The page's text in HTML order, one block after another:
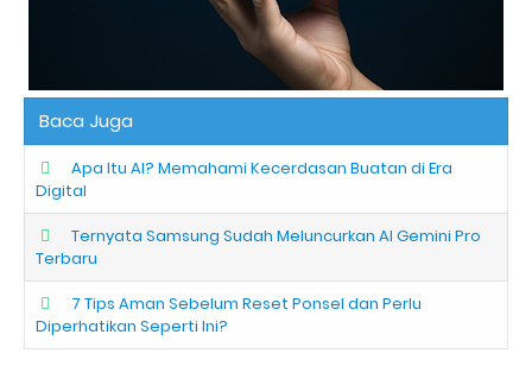
Baca Juga
Apa Itu AI? Memahami Kecerdasan Buatan di Era
Digital
Ternyata Samsung Sudah Meluncurkan AI Gemini Pro
Terbaru
7 Tips Aman Sebelum Reset Ponsel dan Perlu
Diperhatikan Seperti Ini?